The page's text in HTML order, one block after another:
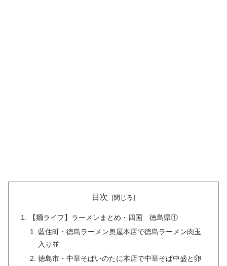
目次
【麺ライフ】ラーメンまとめ・四国 徳島県①
藍住町・徳島ラーメン奥屋本店で徳島ラーメン肉玉
入り並
徳島市・中華そばいのたに本店で中華そば中盛と卵